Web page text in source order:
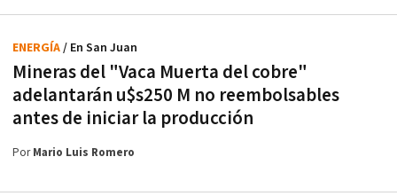
Mineras del "Vaca Muerta del cobre"
adelantarán u$s250 M no reembolsables
antes de iniciar la producción
ENERGÍA/ En San Juan
PorMario Luis Romero